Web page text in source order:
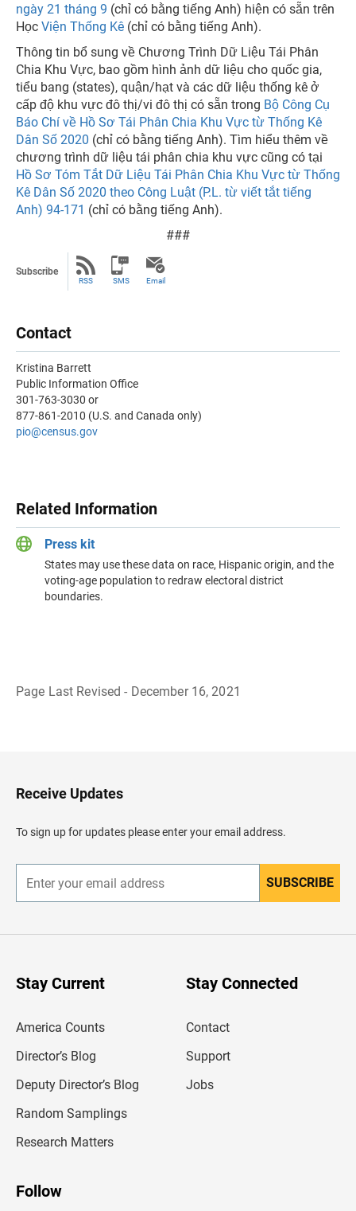
ngày 21 tháng 9 (chỉ có bằng tiếng Anh) hiện có sẵn trên
Học Viện Thống Kê (chỉ có bằng tiếng Anh).
Thông tin bổ sung về Chương Trình Dữ Liệu Tái Phân
Chia Khu Vực, bao gồm hình ảnh dữ liệu cho quốc gia,
tiểu bang (states), quận/hạt và các dữ liệu thống kê ở
cấp độ khu vực đô thị/vi đô thị có sẵn trong Bộ Công Cụ
Báo Chí về Hồ Sơ Tái Phân Chia Khu Vực từ Thống Kê
Dân Số 2020 (chỉ có bằng tiếng Anh). Tìm hiểu thêm về
chương trình dữ liệu tái phân chia khu vực cũng có tại
Hồ Sơ Tóm Tắt Dữ Liệu Tái Phân Chia Khu Vực từ Thống
Kê Dân Số 2020 theo Công Luật (P.L. từ viết tắt tiếng
Anh) 94-171 (chỉ có bằng tiếng Anh).
###
Subscribe
RSS SMS Email
Contact
Kristina Barrett
Public Information Office
301-763-3030 or
877-861-2010 (U.S. and Canada only)
pio@census.gov
Related Information
Press kit
States may use these data on race, Hispanic origin, and the
voting-age population to redraw electoral district
boundaries.
Page Last Revised - December 16, 2021
H
e
d
e
Receive Updates
To sign up for updates please enter your email address.
n
r
SUBSCRIBE
Stay Current
America Counts
Director’s Blog
Deputy Director’s Blog
Random Samplings
Research Matters
Stay Connected
Contact
Support
Jobs
Follow